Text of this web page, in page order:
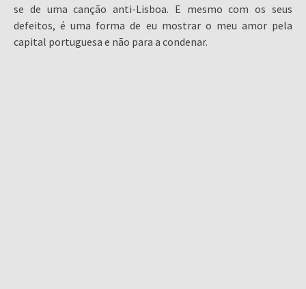
se de uma canção anti-Lisboa. E mesmo com os seus
defeitos, é uma forma de eu mostrar o meu amor pela
capital portuguesa e não para a condenar.